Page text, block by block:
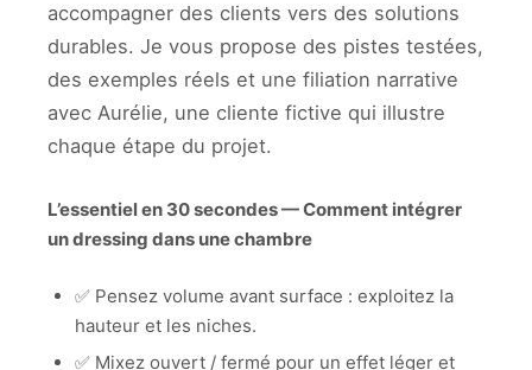
accompagner des clients vers des solutions
durables. Je vous propose des pistes testées,
des exemples réels et une filiation narrative
avec Aurélie, une cliente fictive qui illustre
chaque étape du projet.
L’essentiel en 30 secondes — Comment intégrer
un dressing dans une chambre
✅ Pensez volume avant surface : exploitez la
hauteur et les niches.
✅ Mixez ouvert / fermé pour un effet léger et